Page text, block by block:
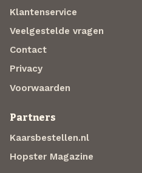
Klantenservice
Veelgestelde vragen
Contact
Privacy
Voorwaarden
Partners
Kaarsbestellen.nl
Hopster Magazine